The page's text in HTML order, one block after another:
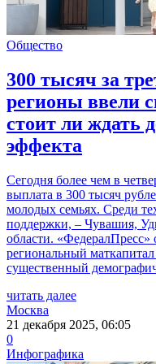
Общество
300 тысяч за
регионы ввели
стоит ли ждать
эффекта
Сегодня более чем в
выплата в 300 тысяч
молодых семьях. Среди
поддержки, – Чувашия,
области. «ФедералПресс»
региональный
существенный
читать далее
Москва
21 декабря 2025, 06:05
0
Инфографика